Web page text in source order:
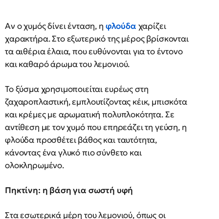
Αν ο χυμός δίνει ένταση, η φλούδα χαρίζει
χαρακτήρα. Στο εξωτερικό της μέρος βρίσκονται
τα αιθέρια έλαια, που ευθύνονται για το έντονο
και καθαρό άρωμα του λεμονιού.
Το ξύσμα χρησιμοποιείται ευρέως στη
ζαχαροπλαστική, εμπλουτίζοντας κέικ, μπισκότα
και κρέμες με αρωματική πολυπλοκότητα. Σε
αντίθεση με τον χυμό που επηρεάζει τη γεύση, η
φλούδα προσθέτει βάθος και ταυτότητα,
κάνοντας ένα γλυκό πιο σύνθετο και
ολοκληρωμένο.
Πηκτίνη: η βάση για σωστή υφή
Στα εσωτερικά μέρη του λεμονιού, όπως οι